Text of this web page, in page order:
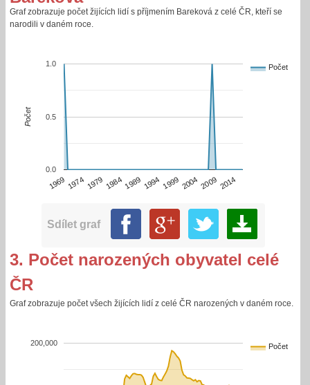
Graf zobrazuje počet žijících lidí s příjmením Bareková z celé ČR, kteří se
narodili v daném roce.
Počet
1969 1974 1979 1984 1989 1994 1999 2004 2009 2014
0.0
0.5
1.0
Počet
Sdílet graf
3. Počet narozených obyvatel celé
ČR
Graf zobrazuje počet všech žijících lidí z celé ČR narozených v daném roce.
Počet
200,000